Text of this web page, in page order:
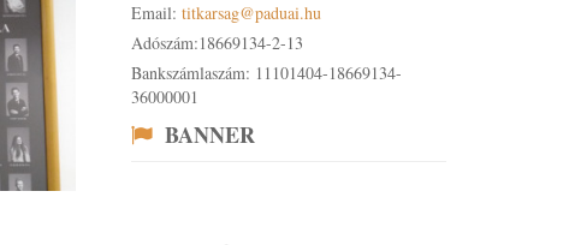
Email: titkarsag@paduai.hu
Adószám:18669134-2-13
Bankszámlaszám: 11101404-18669134-
36000001
BANNER